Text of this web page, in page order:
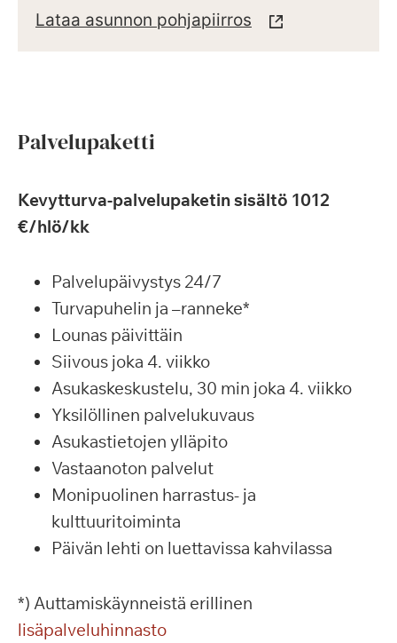
Lataa asunnon pohjapiirros
Palvelupaketti
Kevytturva-palvelupaketin sisältö 1012
€/hlö/kk
Palvelupäivystys 24/7
Turvapuhelin ja –ranneke*
Lounas päivittäin
Siivous joka 4. viikko
Asukaskeskustelu, 30 min joka 4. viikko
Yksilöllinen palvelukuvaus
Asukastietojen ylläpito
Vastaanoton palvelut
Monipuolinen harrastus- ja
kulttuuritoiminta
Päivän lehti on luettavissa kahvilassa
*) Auttamiskäynneistä erillinen
lisäpalveluhinnasto